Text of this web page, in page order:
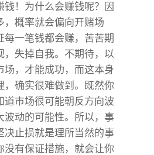
钱！为什么会赚钱呢？因
，概率就会偏向开赌场
每一笔钱都会赚，苦苦期
，失掉自我。不期待，以
场，才能成功，而这本身
，确实很难做到。既然你
道市场很可能朝反方向波
波动的可能性。所以，事
决止损就是理所当然的事
没有保证措施，就会让你